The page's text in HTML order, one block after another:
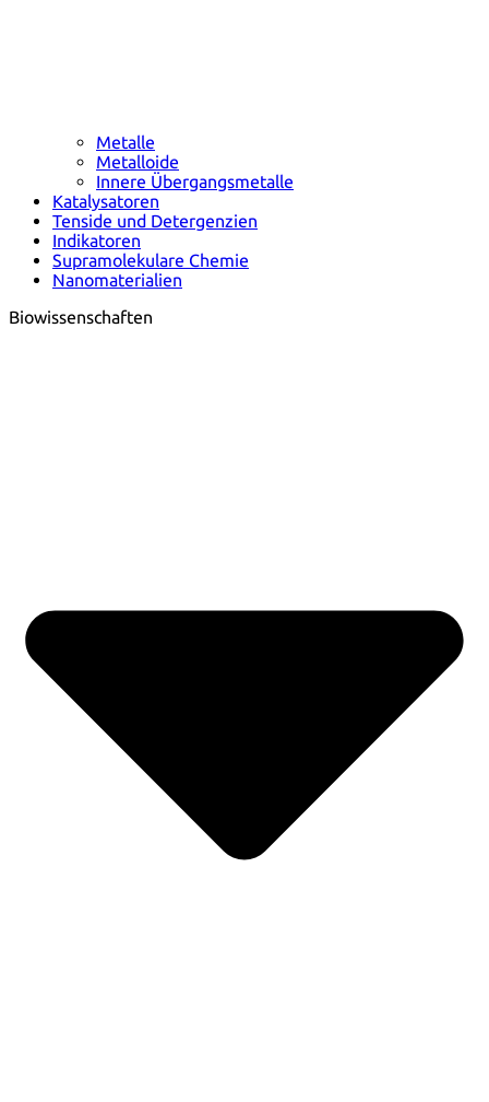
Metalle
Metalloide
Innere Übergangsmetalle
Katalysatoren
Tenside und Detergenzien
Indikatoren
Supramolekulare Chemie
Nanomaterialien
Biowissenschaften